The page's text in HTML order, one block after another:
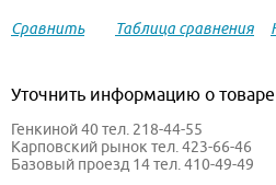
Сравнить Таблица сравнения
Уточнить информацию о
Генкиной 40 тел. 218-44-55
Карповский рынок тел. 423-66-46
Базовый проезд 14 тел. 410-49-49